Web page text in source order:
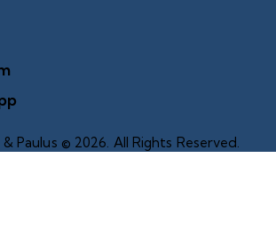
Paulus © 2026. All Rights Reserved.